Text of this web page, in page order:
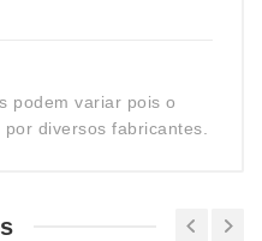
podem variar pois o
diversos fabricantes.